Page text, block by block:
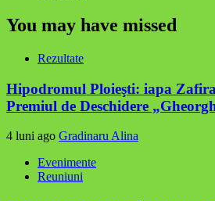
You may have missed
Rezultate
Hipodromul Ploieşti: iapa
Premiul de Deschidere
4 luni ago Gradinaru Alina
Evenimente
Reuniuni